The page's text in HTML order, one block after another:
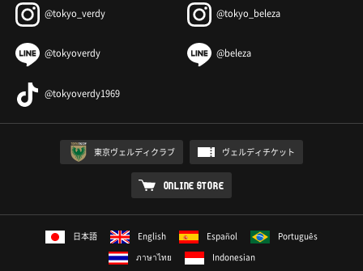
@tokyo_verdy @tokyo_beleza
@tokyoverdy @beleza
@tokyoverdy1969
東京ヴェルディクラブ ヴェルディチケット
ONLINE STORE
日本語 English Español
Português
ภาษาไทย
Indonesian